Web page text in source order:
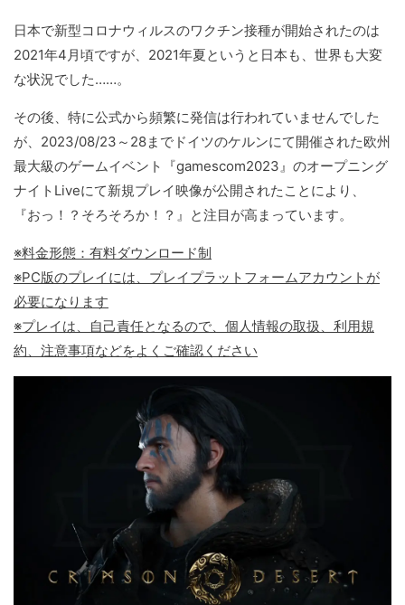
日本で新型コロナウィルスのワクチン接種が開始されたのは
2021年4月頃ですが、2021年夏というと日本も、世界も大変
な状況でした……。
その後、特に公式から頻繁に発信は行われていませんでした
が、2023/08/23～28までドイツのケルンにて開催された欧州
最大級のゲームイベント『gamescom2023』のオープニング
ナイトLiveにて新規プレイ映像が公開されたことにより、
『おっ！？そろそろか！？』と注目が高まっています。
※料金形態：有料ダウンロード制
※PC版のプレイには、プレイプラットフォームアカウントが
必要になります
※プレイは、自己責任となるので、個人情報の取扱、利用規
約、注意事項などをよくご確認ください